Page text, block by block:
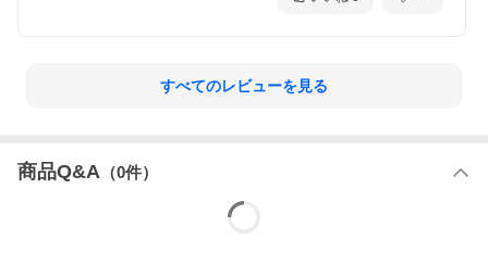
すべてのレビューを見る
商品Q&A （0件）